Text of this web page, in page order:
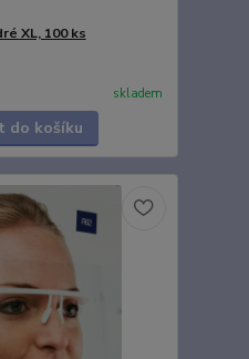
XL, 100 ks
skladem
do košíku